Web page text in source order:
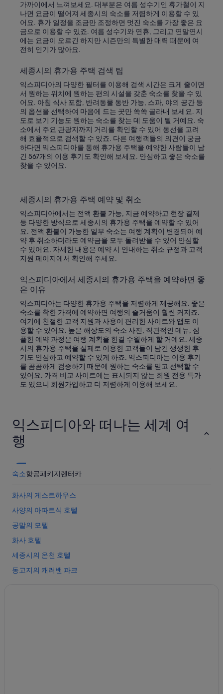
가까이에서 느껴보세요. 대부분은 여름 성수기인 휴가철이 지
나면 요금이 떨어져 세종시의 숙소를 저렴하게 이용할 수 있
어요. 휴가 일정을 조금만 조정하면 멋진 숙소를 가장 좋은 요
금으로 이용할 수 있죠. 여름 성수기와 연휴, 그리고 연말연시
에는 요금이 오르긴 하지만 시즌만의 특별한 매력 때문에 여
전히 인기가 많아요.
세종시의 휴가용 주택 검색 팁
익스피디아의 다양한 필터를 이용해 검색 시간은 크게 줄이면
서 원하는 위치에 원하는 편의 시설을 갖춘 숙소를 찾을 수 있
어요. 아침 식사 포함, 반려동물 동반 가능, 스파, 야외 공간 등
의 옵션을 선택하여 마음에 드는 곳만 쏙쏙 골라내 보세요. 지
도로 보기 기능도 원하는 숙소를 찾는 데 도움이 될 거예요. 숙
소에서 주요 관광지까지 거리를 확인할 수 있어 동선을 고려
해 효율적으로 검색할 수 있죠. 다른 여행객들의 의견이 궁금
하다면 익스피디아를 통해 휴가용 주택을 예약한 사람들이 남
긴 567개의 이용 후기도 확인해 보세요. 안심하고 좋은 숙소를
찾을 수 있어요.
세종시의 휴가용 주택 예약 및 취소
익스피디아에서는 전액 환불 가능, 지금 예약하고 현장 결제
등 다양한 방식으로 세종시의 휴가용 주택을 예약할 수 있어
요. 전액 환불이 가능한 일부 숙소는 여행 계획이 변경되어 예
약 후 취소하더라도 예약금을 모두 돌려받을 수 있어 안심할
수 있어요. 자세한 내용은 예약 시 안내하는 취소 규정과 고객
지원 페이지에서 확인해 주세요.
익스피디아에서 세종시의 휴가용 주택을 예약하면 좋
은 이유
익스피디아는 다양한 휴가용 주택을 저렴하게 제공해요. 좋은
숙소를 착한 가격에 예약하면 여행의 즐거움이 훨씬 커지죠.
여기에 친절한 고객 지원과 사용이 편리한 사이트와 앱도 이
용할 수 있어요. 높은 해상도의 숙소 사진, 직관적인 메뉴, 심
플한 예약 과정은 여행 계획을 한결 수월하게 할 거예요. 세종
시의 휴가용 주택을 실제로 이용한 고객들이 남긴 생생한 후
기도 안심하고 예약할 수 있게 하죠. 익스피디아는 이용 후기
를 꼼꼼하게 검증하기 때문에 원하는 숙소를 믿고 선택할 수
있어요. 가격 비교 사이트에는 표시되지 않는 회원 전용 특가
도 있으니 회원가입하고 더 저렴하게 이용해 보세요.
익스피디아와 떠나는 세계 여
행
숙소항공패키지렌터카
화사의 게스트하우스
사양의 아파트식 호텔
공말의 모텔
화사 호텔
세종시의 온천 호텔
동고지의 캐러밴 파크